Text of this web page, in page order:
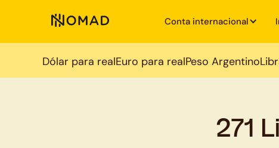
Conta internacional
Dólar para realEuro para realPeso Argentino
271